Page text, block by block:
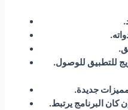
.وجود استراتيجية تسويق فعالة للترويج للتطبيق للوصول
جديدة
.توافر خيارات مختلفة للدفع خاصة وإن كان البرنامج يرتبط